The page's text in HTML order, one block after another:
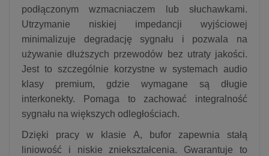
podłączonym wzmacniaczem lub słuchawkami.
Utrzymanie niskiej impedancji wyjściowej
minimalizuje degradację sygnału i pozwala na
używanie dłuższych przewodów bez utraty jakości.
Jest to szczególnie korzystne w systemach audio
klasy premium, gdzie wymagane są długie
interkonekty. Pomaga to zachować integralność
sygnału na większych odległościach.
Dzięki pracy w klasie A, bufor zapewnia stałą
liniowość i niskie zniekształcenia. Gwarantuje to